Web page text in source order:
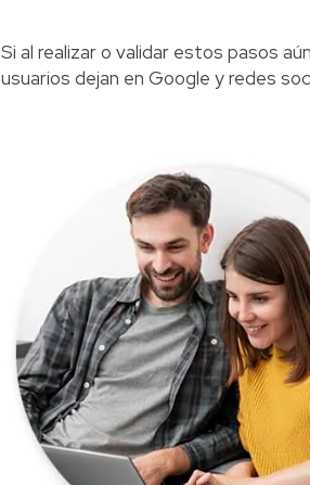
Si al realizar o validar estos pasos
usuarios dejan en Google y redes